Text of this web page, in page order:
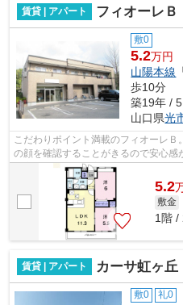
賃貸 | アパート フィオーレ
敷0
5.2万円
山陽本線
歩10分
築19年 /
山口県光
こだわりポイント満載のフィオーレ
の顔を確認することがきるので安心
浴室乾燥機など大変充実しております...
5.2
敷金
1階 /
賃貸 | アパート カーサ虹ヶ丘
敷0 礼0